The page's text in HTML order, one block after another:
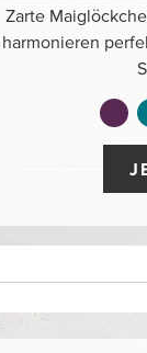
Zarte
harmonieren